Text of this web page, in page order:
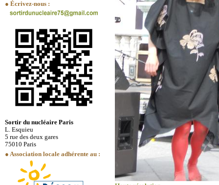
● Écrivez-nous :
Sortir du nucléaire Paris
L. Esquieu
5 rue des deux gares
75010 Paris
● Association locale adhérente au :